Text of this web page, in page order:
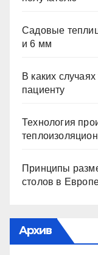
Садовые
и 6 мм
В каких
пациенту
Технология
Принципы
столов в
Архив